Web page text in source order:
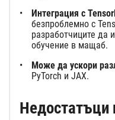
Интеграция с
безпроблемно с
разработчиците да
обучение в мащаб.
Може да ускори
PyTorch и JAX.
Недостатъци